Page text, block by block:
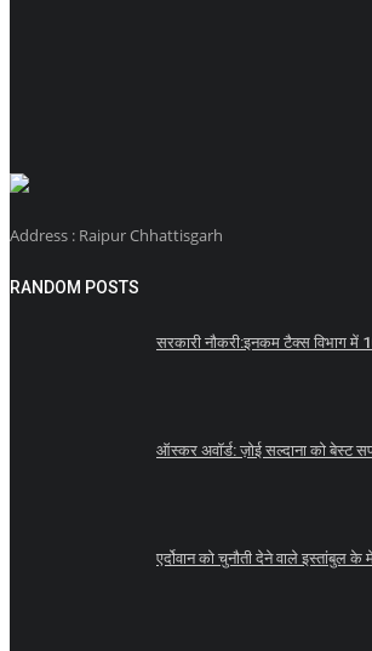
Address : Raipur Chhattisgarh
RANDOM POSTS
सरकारी नौकरी:इनकम टैक्स विभाग में
ऑस्कर अवॉर्ड: ज़ोई सल्दाना को बेस्ट
एर्दोवान को चुनौती देने वाले इस्तांबुल के